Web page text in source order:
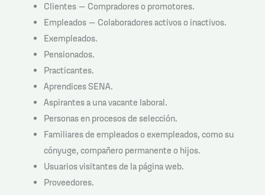
Clientes – Compradores o promotores.
Empleados – Colaboradores activos o inactivos.
Exempleados.
Pensionados.
Practicantes.
Aprendices SENA.
Aspirantes a una vacante laboral.
Personas en procesos de selección.
Familiares de empleados o exempleados, como su
cónyuge, compañero permanente o hijos.
Usuarios visitantes de la página web.
Proveedores.